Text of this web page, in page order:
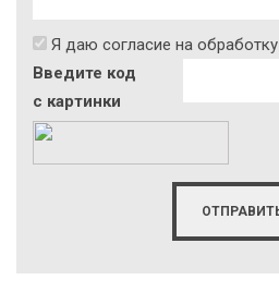
Я даю согласие на обработку
Введите код
с картинки